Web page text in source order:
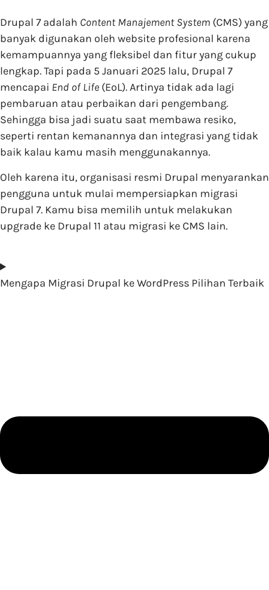
Drupal 7 adalah Content Manajement System (CMS) yang
banyak digunakan oleh website profesional karena
kemampuannya yang fleksibel dan fitur yang cukup
lengkap. Tapi pada 5 Januari 2025 lalu, Drupal 7
mencapai End of Life (EoL). Artinya tidak ada lagi
pembaruan atau perbaikan dari pengembang.
Sehingga bisa jadi suatu saat membawa resiko,
seperti rentan kemanannya dan integrasi yang tidak
baik kalau kamu masih menggunakannya.
Oleh karena itu, organisasi resmi Drupal menyarankan
pengguna untuk mulai mempersiapkan migrasi
Drupal 7. Kamu bisa memilih untuk melakukan
upgrade ke Drupal 11 atau migrasi ke CMS lain.
Mengapa Migrasi Drupal ke WordPress Pilihan Terbaik